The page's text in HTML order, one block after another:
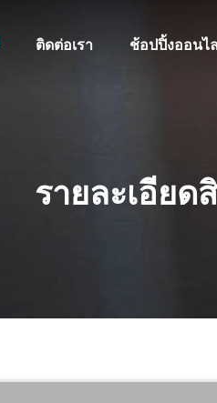
ติดต่อเรา ช้อปปิ้งออนไ
รายละเอียด